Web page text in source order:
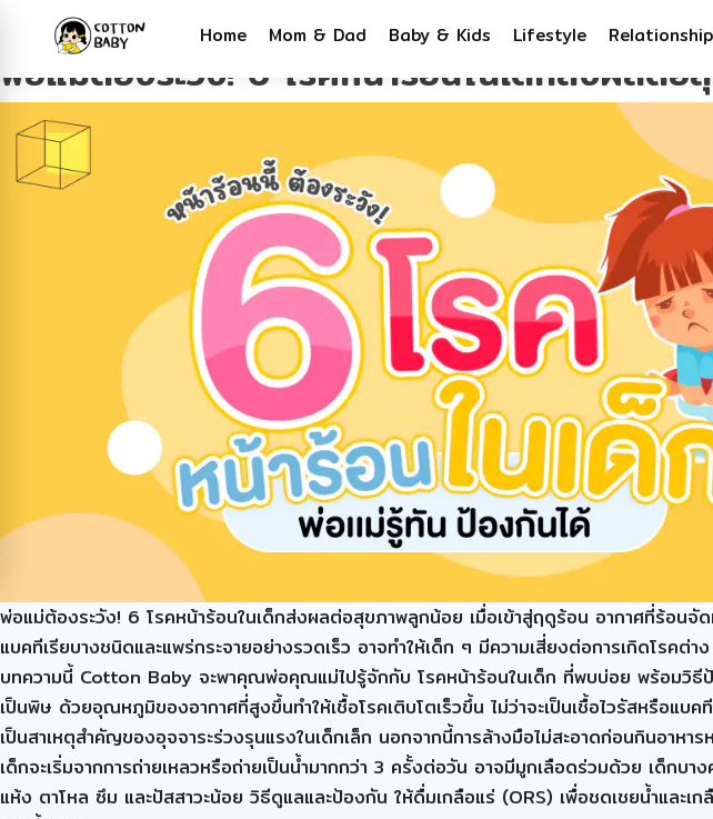
Home Mom & Dad Baby & Kids Lifestyle Relationship
Tag:#โรคหน้าร้อน
พ่อแม่ต้องระวัง! 6 โรคหน้าร้อนในเด็กส่งผลต่
พ่อแม่ต้องระวัง! 6 โรคหน้าร้อนในเด็กส่งผลต่อสุขภาพลูกน้อย เมื่อเข้าสู่ฤดูร้อน อากาศที่ร้อนจั
แบคทีเรียบางชนิดและแพร่กระจายอย่างรวดเร็ว อาจทำให้เด็ก ๆ มีความเสี่ยงต่อการเกิดโร
บทความนี้ Cotton Baby จะพาคุณพ่อคุณแม่ไปรู้จักกับ โรคหน้าร้อนในเด็ก ที่พบบ่อย พร้อมวิธี
เป็นพิษ ด้วยอุณหภูมิของอากาศที่สูงขึ้นทำให้เชื้อโรคเติบโตเร็วขึ้น ไม่ว่าจะเป็นเชื้อไวรัสหรือแ
เป็นสาเหตุสำคัญของอุจจาระร่วงรุนแรงในเด็กเล็ก นอกจากนี้การล้างมือไม่สะอาดก่อนกินอาหา
เด็กจะเริ่มจากการถ่ายเหลวหรือถ่ายเป็นน้ำมากกว่า 3 ครั้งต่อวัน อาจมีมูกเลือดร่วมด้วย เด็กบ
แห้ง ตาโหล ซึม และปัสสาวะน้อย วิธีดูแลและป้องกัน ให้ดื่มเกลือแร่ (ORS) เพื่อชดเชยน้ำและเ